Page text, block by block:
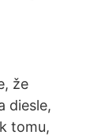
že
diesle,
tomu,